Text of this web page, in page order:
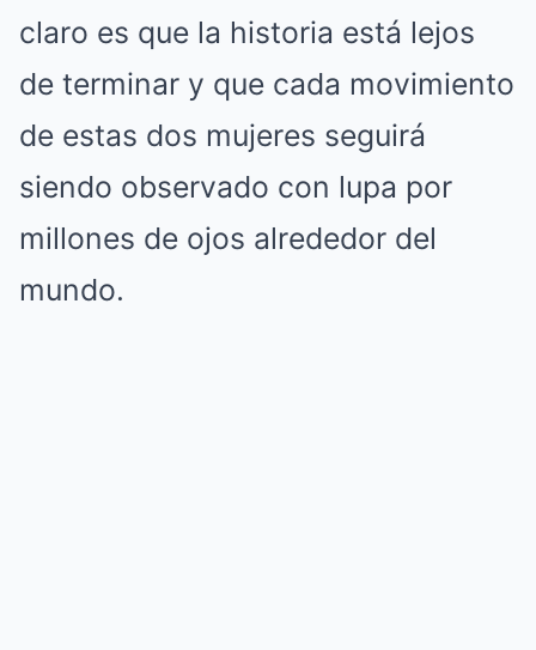
claro es que la historia está lejos
de terminar y que cada movimiento
de estas dos mujeres seguirá
siendo observado con lupa por
millones de ojos alrededor del
mundo.